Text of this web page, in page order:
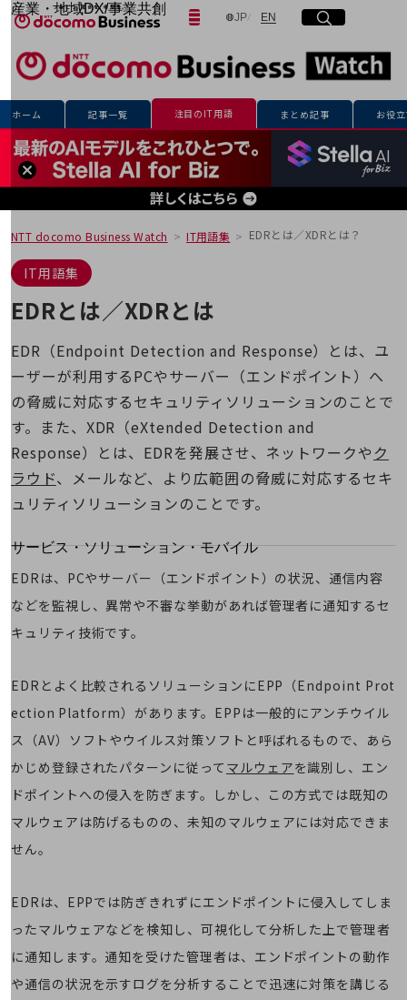
産業・地域DX/事業共創
OPEN HUB for Plural Futures
自律・分散・協調型社会の実現を目指し、
「社会可能性」を探究・実装する事業共創エコシステムです。
OPEN HUB for Plural Futuresとは
イベント/ウェビナー
記事コンテンツ
プレイヤー(カタリスト/パートナー企業)
事例
Smart World
産業・地域DXプラットフォーマーとして
企業と地域が持続成長する社会を目指します
Smart City
Smart Education
Smart Healthcare
Smart Mobility
生成AI(Generative AI)
地域の取り組み
地域社会を支える皆さまと地域課題の解決や
地域経済のさらなる活性化に取り組みます
自治体・地域社会との共創
LGPF(Local Government Platform)
別ウィンドウで開きます
サービス・ソリューション・モバイル
DXに関する課題を解決する
カテゴリーで探す
ネットワーク・モバイル
クラウド・データセンター
セキュリティ
5G
IoT
データ利活用
運用管理
業務支援・マーケティング
JP日本語
ENEnglish
サイト内検索
開く
メニュー
開く
フリーワードを入力して探す
フリーワードでNTTドコモビジネスの
検索する
ホーム 記事一覧 注目のIT用語 まとめ記事 お役
NTT docomo Business Watch IT用語集 EDRとは／XDRとは？
IT用語集
EDRとは／XDRとは
EDR（Endpoint Detection and Response）とは、ユ
ーザーが利用するPCやサーバー（エンドポイント）へ
の脅威に対応するセキュリティソリューションのことで
す。また、XDR（eXtended Detection and
Response）とは、EDRを発展させ、ネットワークや ク
ラウド、メールなど、より広範囲の脅威に対応するセキ
ュリティソリューションのことです。
EDRは、PCやサーバー（エンドポイント）の状況、通信内容
などを監視し、異常や不審な挙動があれば管理者に通知するセ
キュリティ技術です。
EDRとよく比較されるソリューションにEPP（Endpoint Prot
ection Platform）があります。EPPは一般的にアンチウイル
ス（AV）ソフトやウイルス対策ソフトと呼ばれるもので、あら
かじめ登録されたパターンに従って マルウェアを識別し、エン
ドポイントへの侵入を防ぎます。しかし、この方式では既知の
マルウェアは防げるものの、未知のマルウェアには対応できま
せん。
EDRは、EPPでは防ぎきれずにエンドポイントに侵入してしま
ったマルウェアなどを検知し、可視化して分析した上で管理者
に通知します。通知を受けた管理者は、エンドポイントの動作
や通信の状況を示すログを分析することで迅速に対策を講じる